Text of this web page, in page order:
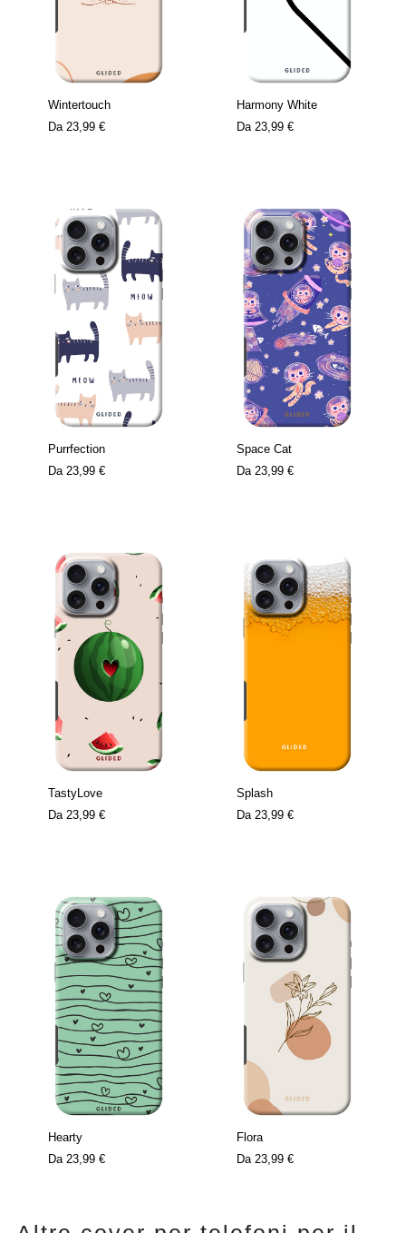
Wintertouch
Da 23,99 €
Harmony White
Da 23,99 €
Purrfection
Da 23,99 €
Space Cat
Da 23,99 €
TastyLove
Da 23,99 €
Splash
Da 23,99 €
Hearty
Da 23,99 €
Flora
Da 23,99 €